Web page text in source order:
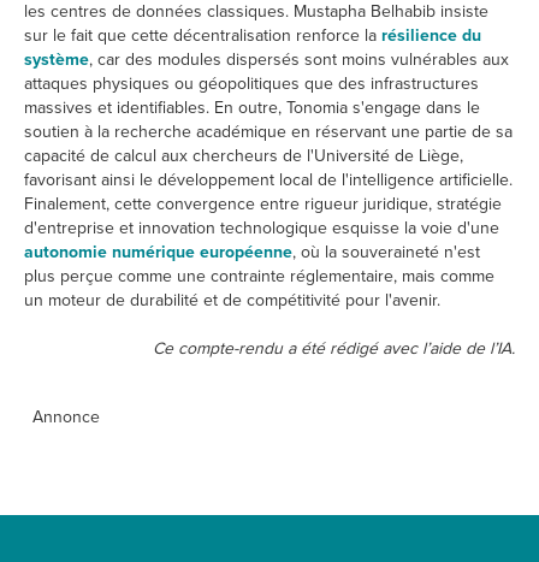
les centres de données classiques. Mustapha Belhabib insiste
sur le fait que cette décentralisation renforce la résilience du
système, car des modules dispersés sont moins vulnérables aux
attaques physiques ou géopolitiques que des infrastructures
massives et identifiables. En outre, Tonomia s'engage dans le
soutien à la recherche académique en réservant une partie de sa
capacité de calcul aux chercheurs de l'Université de Liège,
favorisant ainsi le développement local de l'intelligence artificielle.
Finalement, cette convergence entre rigueur juridique, stratégie
d'entreprise et innovation technologique esquisse la voie d'une
autonomie numérique européenne, où la souveraineté n'est
plus perçue comme une contrainte réglementaire, mais comme
un moteur de durabilité et de compétitivité pour l'avenir.
Ce compte-rendu a été rédigé avec l’aide de l’IA.
Annonce